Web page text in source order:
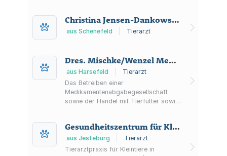
Christina Jensen-Dankowski Tierärztin
aus Schenefeld Tierarzt
Dres. Mischke/Wenzel Medikamentenabgabegesellschaft mbH
aus Harsefeld
Tierarzt
Das Betreiben einer
Medikamentenabgabegesellschaft
sowie der Handel mit Tierfutter sowie
Gesundheitszentrum für Kleintiere Tierarztpraxis Jaworek Tierärztliche Praxis für Kleintiere
aus Jesteburg
Tierarzt
Tierarztpraxis für Kleintiere in